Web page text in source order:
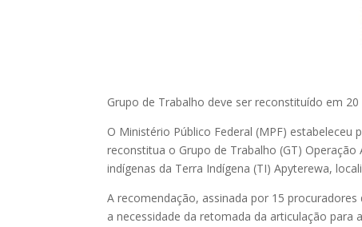
Grupo de Trabalho deve ser reconstituído em
O Ministério Público Federal (MPF) estabeleceu
reconstitua o Grupo de Trabalho (GT)
indígenas da Terra Indígena (TI) Apyterewa,
A recomendação, assinada por 15
a necessidade da retomada da articulação